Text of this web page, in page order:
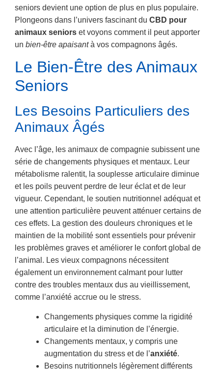
seniors devient une option de plus en plus populaire.
Plongeons dans l’univers fascinant du CBD pour
animaux seniors et voyons comment il peut apporter
un bien-être apaisantà vos compagnons âgés.
Le Bien-Être des Animaux
Seniors
Les Besoins Particuliers des
Animaux Âgés
Avec l’âge, les animaux de compagnie subissent une
série de changements physiques et mentaux. Leur
métabolisme ralentit, la souplesse articulaire diminue
et les poils peuvent perdre de leur éclat et de leur
vigueur. Cependant, le soutien nutritionnel adéquat et
une attention particulière peuvent atténuer certains de
ces effets. La gestion des douleurs chroniques et le
maintien de la mobilité sont essentiels pour prévenir
les problèmes graves et améliorer le confort global de
l’animal. Les vieux compagnons nécessitent
également un environnement calmant pour lutter
contre des troubles mentaux dus au vieillissement,
comme l’anxiété accrue ou le stress.
Changements physiques comme la rigidité
articulaire et la diminution de l’énergie.
Changements mentaux, y compris une
augmentation du stress et de l’anxiété.
Besoins nutritionnels légèrement différents